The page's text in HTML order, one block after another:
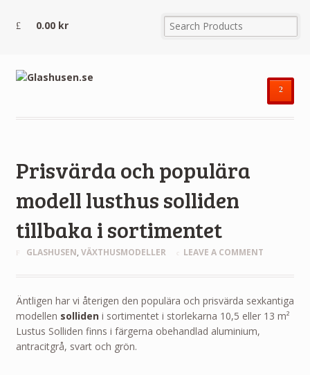
0.00 kr
²
Prisvärda och populära
modell lusthus solliden
tillbaka i sortimentet
GLASHUSEN, VÄXTHUSMODELLER LEAVE A COMMENT
Äntligen har vi återigen den populära och prisvärda sexkantiga
modellen sollideni sortimentet i storlekarna 10,5 eller 13 m²
Lustus Solliden finns i färgerna obehandlad aluminium,
antracitgrå, svart och grön.